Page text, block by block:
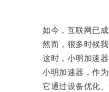
如今，互联网已成
然而，很多时候我
这时，小明加速器
小明加速器，作为
它通过设备优化、